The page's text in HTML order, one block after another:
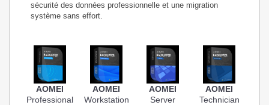
sécurité des données professionnelle et une migration
système sans effort.
AOMEI
Professional
AOMEI
Workstation
AOMEI
Server
AOMEI
Technician